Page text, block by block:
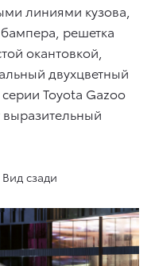
линиями кузова,
решетка
окантовкой,
двухцветный
Toyota Gazoo
выразительный
Вид сзади